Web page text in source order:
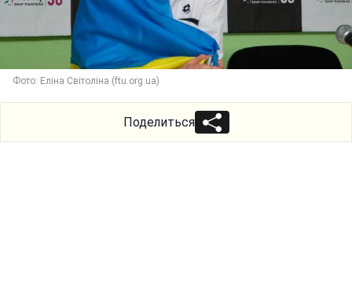
Фото: Еліна Світоліна (ftu.org.ua)
Поделиться